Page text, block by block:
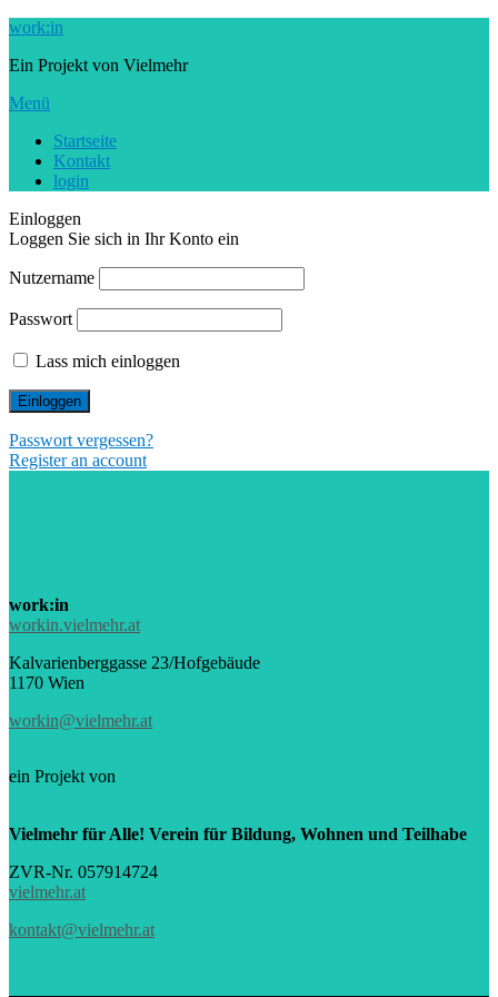
Zum
springen
work:in
Ein Projekt von Vielmehr
Menü
Startseite
Kontakt
login
Einloggen
Loggen Sie sich in Ihr Konto ein
Nutzername
Passwort
Lass mich einloggen
Passwort vergessen?
Register an account
work:in
workin.vielmehr.at
Kalvarienberggasse 23/Hofgebäude
1170 Wien
workin@vielmehr.at
ein Projekt von
Vielmehr für Alle! Verein für Bildung, Wohnen und Teilhabe
ZVR-Nr. 057914724
vielmehr.at
kontakt@vielmehr.at